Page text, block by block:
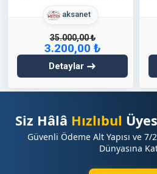
aksanet
35.000,00 ₺
3.200,00 ₺
Detaylar
Siz Hâlâ Hızlıbul
Güvenli Ödeme Alt Yapısı ve
Dünyasına